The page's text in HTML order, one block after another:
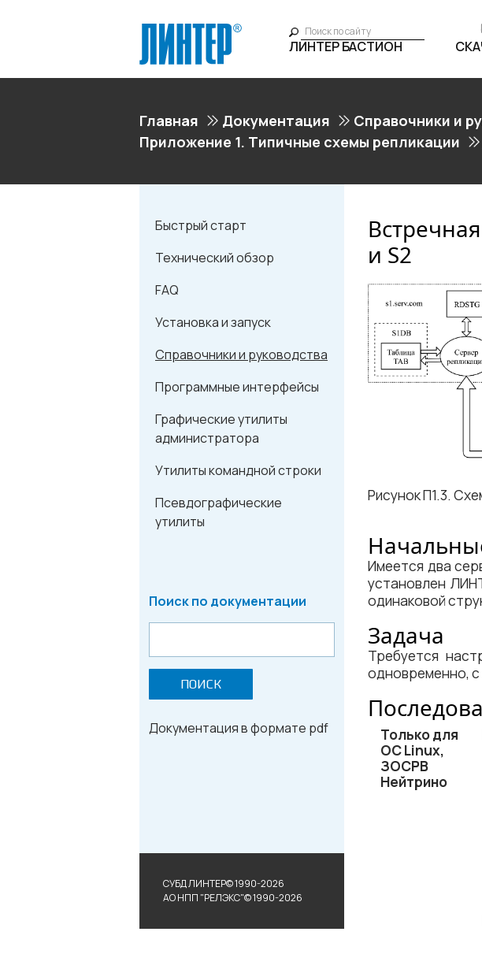
ЛИНТЕР БАСТИОН
Главная Документация Справочники и
Приложение 1. Типичные схемы репликации
Быстрый старт
Технический обзор
FAQ
Установка и запуск
Справочники и руководства
Программные интерфейсы
Графические утилиты
администратора
Утилиты командной строки
Псевдографические
утилиты
Поиск по документации
ПОИСК
Документация в формате pdf
СУБД ЛИНТЕР© 1990-2026
АО НПП "РЕЛЭКС"© 1990-2026
и S2
Рисунок П1.3.
Имеется два
установлен
одинаковой
Задача
Требуется
одновременно,
Только для
ОС Linux,
ЗОСРВ
Нейтрино